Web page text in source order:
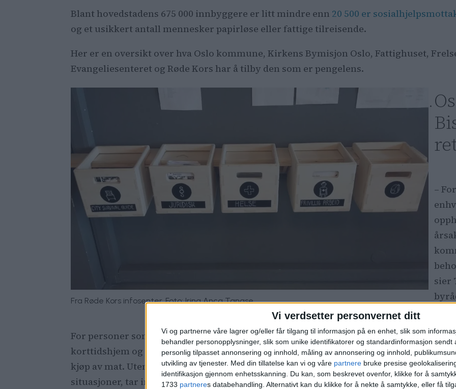
Vi verdsetter personvernet ditt
Vi og partnerne våre lagrer og/eller får tilgang til informasjon på en enhet, slik som
behandler personopplysninger, slik som unike identifikatorer og standardinformasjon sendt
personlig tilpasset annonsering og innhold, måling av annonsering og innhold,
utvikling av tjenester. Med din tillatelse kan vi og våre partnere bruke presise
identifikasjon gjennom enhetsskanning. Du kan, som beskrevet ovenfor, klikke for å
1733 partneres databehandling. Alternativt kan du klikke for å nekte å samtykke, eller få
Blant hovedstadens 675 000 innbyggere er litt mindre enn 20 500 er
og et usikkert antall mennesker papirløse eller fattige tilreisende.
Her er en oversikt over hva Oslo kommune, Kirkens Bymisjon Oslo, Fattighuset,
Evangeliesenteret og Røde Kors har å tilby den som er pengelens.
Fra Røde Kors infosenter. Foto: Irina Anca Tanase
–
sier
For personer som har rettigheter etter sosialtjenesteloven og som ikke har noe sted
korttidshjem og hotell. Det er bydelene, ved NAV-kontorene, som behandler
kjøp av mat. Utenom NAV-kontorenes åpningstider er detSosial og ambulant
situasjoner, tar imot slike henvendelser, ifølge Knudtzon.